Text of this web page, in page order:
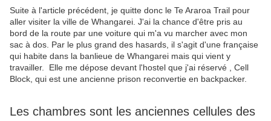
Suite à l'article précédent, je quitte donc le Te Araroa Trail pour
aller visiter la ville de Whangarei. J'ai la chance d'être pris au
bord de la route par une voiture qui m'a vu marcher avec mon
sac à dos. Par le plus grand des hasards, il s'agit d'une française
qui habite dans la banlieue de Whangarei mais qui vient y
travailler. Elle me dépose devant l'hostel que j'ai réservé , Cell
Block, qui est une ancienne prison reconvertie en backpacker.
Les chambres sont les anciennes cellules des